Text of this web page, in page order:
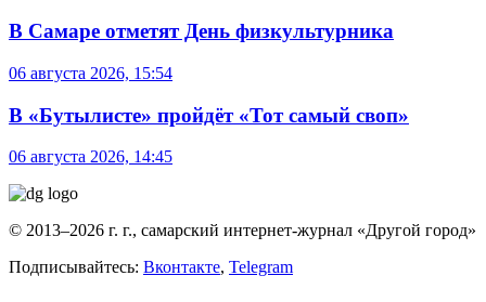
В Самаре отметят День физкультурника
06 августа 2026, 15:54
В «Бутылисте» пройдёт «Тот самый своп»
06 августа 2026, 14:45
© 2013–2026 г. г., самарский интернет-журнал «Другой город»
Подписывайтесь: Вконтакте, Telegram